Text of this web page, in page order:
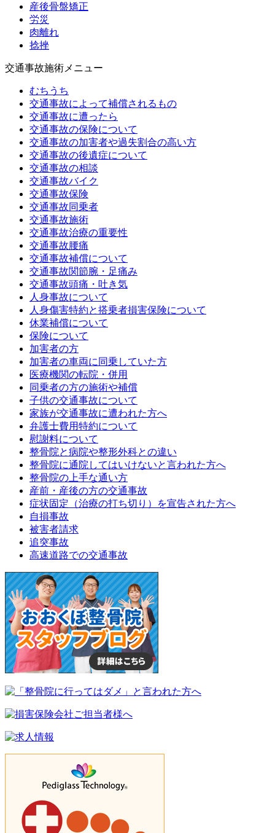
産後骨盤矯正
労災
肉離れ
捻挫
交通事故施術メニュー
むちうち
交通事故によって補償されるもの
交通事故に遭ったら
交通事故の保険について
交通事故の加害者や過失割合の高い方
交通事故の後遺症について
交通事故の相談
交通事故バイク
交通事故保険
交通事故同乗者
交通事故施術
交通事故治療の重要性
交通事故腰痛
交通事故補償について
交通事故関節腕・足痛み
交通事故頭痛・吐き気
人身事故について
人身傷害特約と搭乗者損害保険について
休業補償について
保険について
加害者の方
加害者の車両に同乗していた方
医療機関の転院・併用
同乗者の方の施術や補償
子供の交通事故について
家族が交通事故に遭われた方へ
弁護士費用特約について
慰謝料について
整骨院と病院や整形外科との違い
整骨院に通院してはいけないと言われた方へ
整骨院の上手な通い方
産前・産後の方の交通事故
症状固定（治療の打ち切り）を宣告された方へ
自損事故
被害者請求
追突事故
高速道路での交通事故